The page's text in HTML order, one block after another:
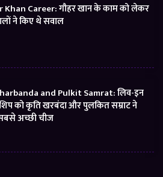
Khan Career: गौहर खान के काम को लेकर
ने किए थे सवाल
and Pulkit Samrat: लिव-इन
को कृति खरबंदा और पुलकित सम्राट ने
अच्छी चीज